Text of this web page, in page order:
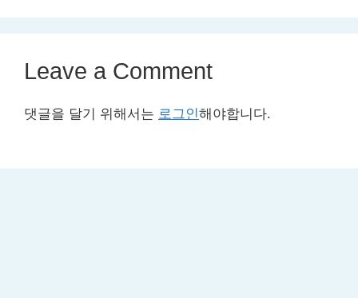
Leave a Comment
댓글을 달기 위해서는 로그인해야합니다.